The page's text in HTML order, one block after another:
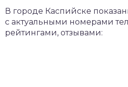
В городе Каспийске
с актуальными номерами
рейтингами, отзывами: